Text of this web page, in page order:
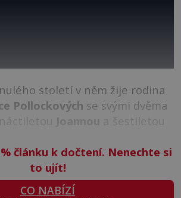
století v něm žije rodina
Pollockových se svými dvěma
Joannou
a šestiletou
%článku k dočtení. Nenechte si
to ujít!
CO NABÍZÍ